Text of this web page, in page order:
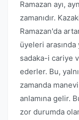
Ramazan ayı,
zamanıdır.
Ramazan'da
üyeleri arasında
sadaka-i cariye
ederler. Bu,
zamanda
anlamına gelir.
zor durumda